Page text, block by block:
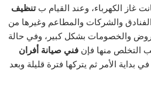
غاز الكهرباء، وعند القيام بتنظيف
والشركات والمطاعم وغيرها من
والخصومات بشكل كبير، وفي حالة
التخلص منها فإنفني صيانة أفران
الأمر ثم يتركها فترة قليلة وبعد